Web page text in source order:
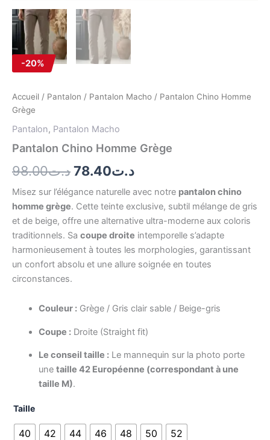
-20%
Accueil / Pantalon / Pantalon Macho / Pantalon Chino Homme
Grège
Pantalon, Pantalon Macho
Pantalon Chino Homme Grège
د.ت98.00 د.ت78.40
Misez sur l’élégance naturelle avec notre pantalon chino
homme grège. Cette teinte exclusive, subtil mélange de gris
et de beige, offre une alternative ultra-moderne aux coloris
traditionnels. Sa coupe droite intemporelle s’adapte
harmonieusement à toutes les morphologies, garantissant
un confort absolu et une allure soignée en toutes
circonstances.
Couleur :Grège / Gris clair sable / Beige-gris
Coupe :Droite (Straight fit)
Le conseil taille :Le mannequin sur la photo porte
une taille 42 Européenne (correspondant à une
taille M).
Taille
40 42 44 46 48 50 52